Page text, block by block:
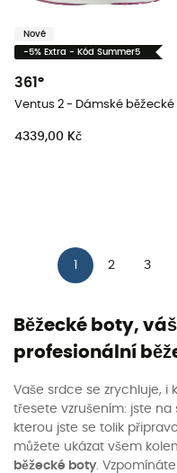
Nové
-5% Extra - Kód Summer5
361°
4339,00 Kč
2 3
Běžecké boty,
profesionální
Vaše srdce se zrychluje, i
třesete vzrušením: jste na
kterou jste se tolik
můžete ukázat všem
běžecké boty.